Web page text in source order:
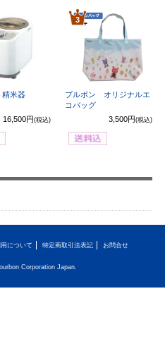
精米器
16,500円 (税込)
3
ブルボン オリジナルエ
コバッグ
3,500円(税込)
について 特定商取引法表記 お問合せ
Corporation Japan.